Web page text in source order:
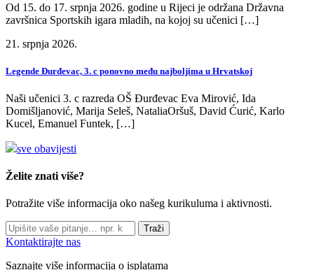
Od 15. do 17. srpnja 2026. godine u Rijeci je održana Državna
završnica Sportskih igara mladih, na kojoj su učenici […]
21. srpnja 2026.
Legende Đurđevac, 3. c ponovno među najboljima u Hrvatskoj
Naši učenici 3. c razreda OŠ Đurđevac Eva Mirović, Ida
Domišljanović, Marija Seleš, NataliaOršuš, David Ćurić, Karlo
Kucel, Emanuel Funtek, […]
sve obavijesti
Želite znati više?
Potražite više informacija oko našeg kurikuluma i aktivnosti.
Traži
Kontaktirajte nas
Saznajte više informacija o isplatama